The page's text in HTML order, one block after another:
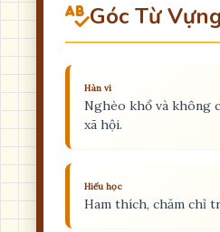
Góc Từ
Hàn vi
Nghèo khổ và không
xã hội.
Hiếu học
Ham thích, chăm chỉ